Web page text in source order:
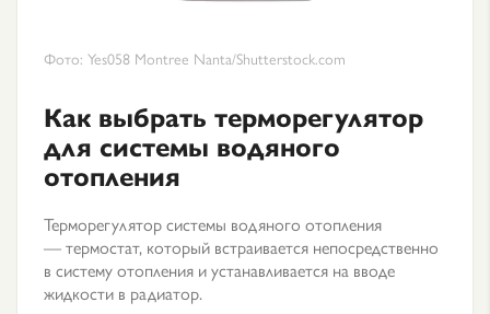
Фото: Yes058 Montree Nanta/Shutterstock.com
Как выбрать терморегулятор
для системы водяного
отопления
Терморегулятор системы водяного отопления
— термостат, который встраивается непосредственно
в систему отопления и устанавливается на вводе
жидкости в радиатор.